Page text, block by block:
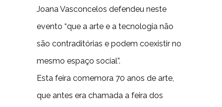
Joana Vasconcelos defendeu neste
evento “que a arte e a tecnologia não
são contraditórias e podem coexistir no
mesmo espaço social”.
Esta feira comemora 70 anos de arte,
que antes era chamada a feira dos